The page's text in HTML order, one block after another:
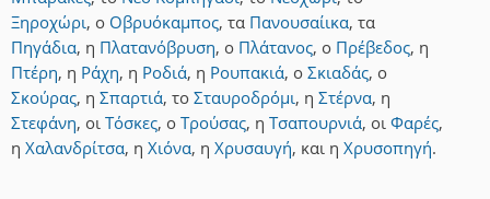
Ξηροχώρι, ο Οβρυόκαμπος, τα Πανουσαίικα, τα
Πηγάδια, η Πλατανόβρυση, ο Πλάτανος, ο Πρέβεδος, η
Πτέρη, η Ράχη, η Ροδιά, η Ρουπακιά, ο Σκιαδάς, ο
Σκούρας, η Σπαρτιά, το Σταυροδρόμι, η Στέρνα, η
Στεφάνη, οι Τόσκες, ο Τρούσας, η Τσαπουρνιά, οι Φαρές,
η Χαλανδρίτσα, η Χιόνα, η Χρυσαυγή, και η Χρυσοπηγή.